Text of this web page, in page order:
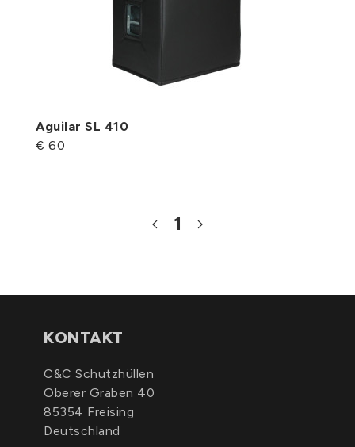
Aguilar SL 410
€ 60
1
KONTAKT
C&C Schutzhüllen
Oberer Graben 40
85354 Freising
Deutschland